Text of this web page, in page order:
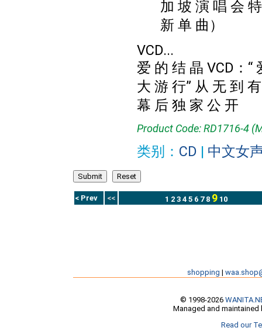
加 坡 演 唱 会
新 单 曲）
VCD...
爱 的 结 晶 VCD：“
大 游 行” 从 无 到
幕 后 独 家 公 开
Product Code: RD1716-4
类别： CD | 中文女
< Prev << 1 2 3 4 5 6 7 8 9 10
shopping |
© 1998-2026
Managed and maintained
Read our